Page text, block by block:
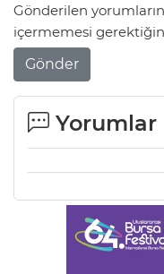
Gönderilen
içermemesi
Gönder
Yorumlar